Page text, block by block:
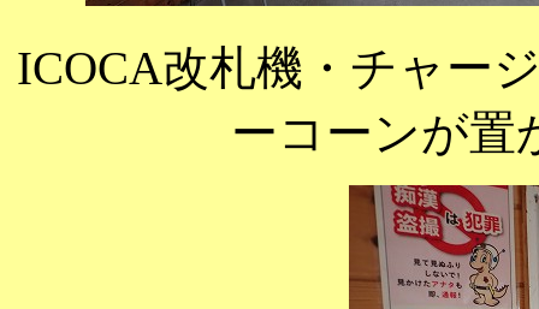
ICOCA改札機・チャー
ーコーンが置